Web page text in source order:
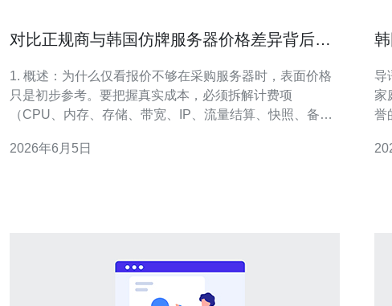
对比正规商与韩国仿牌服务器价格差异背后的
1. 概述：为什么仅看报价不够在采购服务器时，表面价格
只是初步参考。要把握真实成本，必须拆解计费项
（CPU、内存、存储、带宽、IP、流量结算、快照、备
失、法律与合规、被封禁）量化。下面给出逐步实操指
2026年6月5日
导
家
誉
便